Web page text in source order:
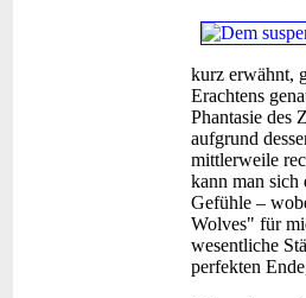
kurz erwähnt,
Erachtens
Phantasie des
aufgrund
mittlerweile
kann man sich
Gefühle –
Wolves" für
wesentliche
perfekten